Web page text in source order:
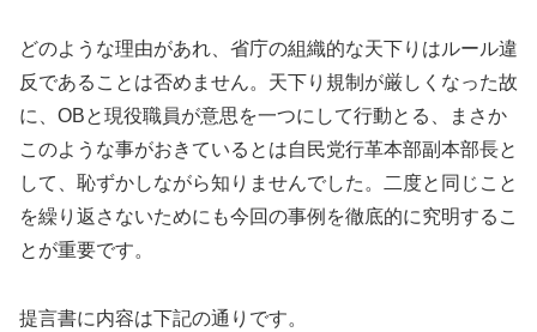
どのような理由があれ、省庁の組織的な天下りはルール違
反であることは否めません。天下り規制が厳しくなった故
に、OBと現役職員が意思を一つにして行動とる、まさか
このような事がおきているとは自民党行革本部副本部長と
して、恥ずかしながら知りませんでした。二度と同じこと
を繰り返さないためにも今回の事例を徹底的に究明するこ
とが重要です。
提言書に内容は下記の通りです。